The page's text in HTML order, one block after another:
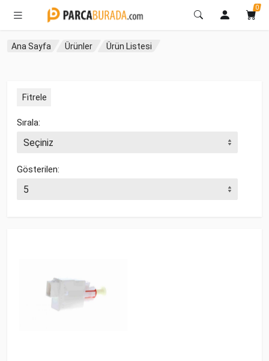
0
Ana Sayfa Ürünler Ürün Listesi
Fitrele
Sırala:
Gösterilen: